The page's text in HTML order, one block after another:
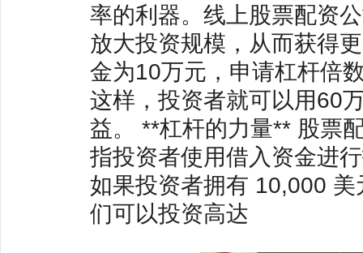
率的利器。线上股票配资
放大投资规模，从而获得
金为10万元，申请杠杆倍
这样，投资者就可以用60
益。 **杠杆的力量** 股票
指投资者使用借入资金进
如果投资者拥有 10,000
们可以投资高达